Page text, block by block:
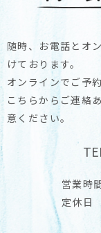
随時、お電話とオ
けております。
オンラインでご予
こちらからご連絡
意ください。
営業時
定休日